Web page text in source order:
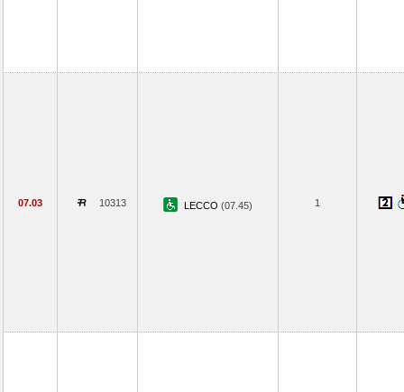
07.03 10313 LECCO (07.45) 1